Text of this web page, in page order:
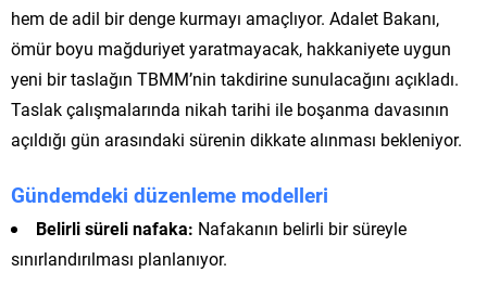
hem de adil bir denge kurmayı amaçlıyor. Adalet Bakanı,
ömür boyu mağduriyet yaratmayacak, hakkaniyete uygun
yeni bir taslağın TBMM’nin takdirine sunulacağını açıkladı.
Taslak çalışmalarında nikah tarihi ile boşanma davasının
açıldığı gün arasındaki sürenin dikkate alınması bekleniyor.
Gündemdeki düzenleme modelleri
Belirli süreli nafaka: Nafakanın belirli bir süreyle
sınırlandırılması planlanıyor.